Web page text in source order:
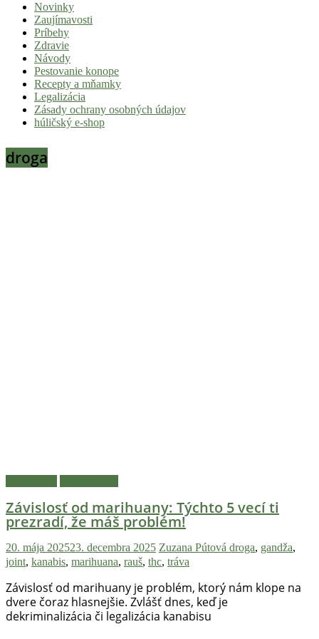
Tvoj
sprievodca
svetom
pohody
stoner
kultúry
a
lifestyle.
Klikni
a
sa
na
pohodu.
Novinky
Zaujímavosti
Príbehy
Zdravie
Návody
Pestovanie konope
Recepty a mňamky
Legalizácia
Zásady ochrany osobných údajov
húličský e-shop
droga
Závislosť od marihuany: Týchto 5 vecí ti
prezradí, že máš problém!
20. mája 202523. decembra 2025 Zuzana Pútová droga, gandža,
joint, kanabis, marihuana, rauš, thc, tráva
Závislosť od marihuany je problém, ktorý nám klope na
dvere čoraz hlasnejšie. Zvlášť dnes, keď je
dekriminalizácia či legalizácia kanabisu